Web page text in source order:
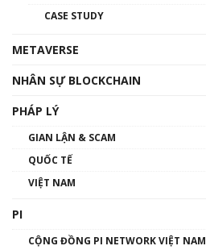
01:32:59
gió ấm
CASE STUDY
METAVERSE
NHÂN SỰ BLOCKCHAIN
PHÁP LÝ
GIAN LẬN & SCAM
QUỐC TẾ
VIỆT NAM
PI
CỘNG ĐỒNG PI NETWORK VIỆT NAM